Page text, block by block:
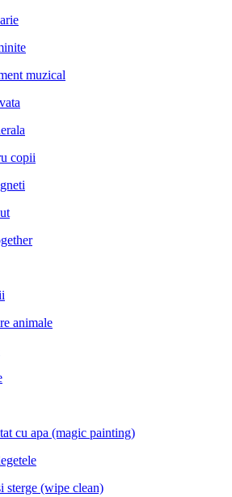
muzical
copii
animale
cu apa (magic painting)
sterge (wipe clean)